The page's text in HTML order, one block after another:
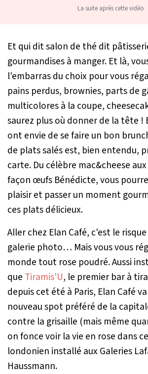
La suite après cette vidéo
Et qui dit salon de thé dit
gourmandises à manger. Et là,
l'embarras du choix pour vous
pains perdus, brownies, parts de
multicolores à la coupe,
saurez plus où donner de la tête !
ont envie de se faire un bon
de plats salés est, bien entendu,
carte. Du célèbre mac&cheese
façon œufs Bénédicte, vous
plaisir et passer un moment
ces plats délicieux.
Aller chez Elan Café, c'est le
galerie photo… Mais vous vous
monde tout rose poudré. Aussi
que Tiramis'U, le premier bar à
depuis cet été à Paris, Elan Café
nouveau spot préféré de la
contre la grisaille (mais même
on fonce voir la vie en rose dans
londonien installé aux Galeries
Haussmann.